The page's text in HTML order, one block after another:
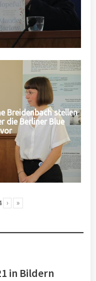
Breidenbach stellen
die Berliner Blue
› »
in Bildern